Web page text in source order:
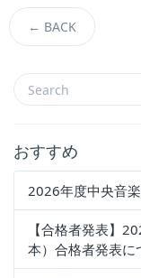
← BACK
おすすめ
2026年度中央音
【合格者発表】
本）合格者発表に